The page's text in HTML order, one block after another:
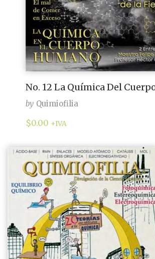
No. 12 La Química Del
by Quimiofilia
$0.00 +IVA